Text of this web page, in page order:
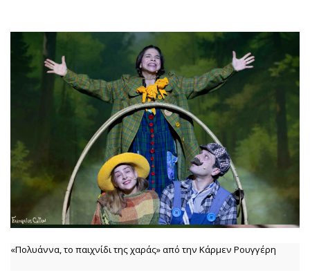
«Πολυάννα, το παιχνίδι της χαράς» από την Κάρμεν Ρουγγέρη